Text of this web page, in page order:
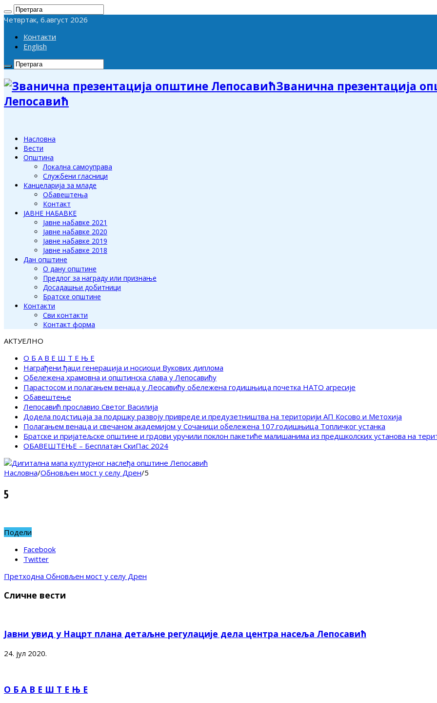
Четвртак, 6.август 2026
Контакти
English
Званична презентација
Лепосавић
Насловна
Вести
Општина
Локална самоуправа
Службени гласници
Канцеларија за младе
Обавештења
Контакт
ЈАВНЕ НАБАВКЕ
Јавне набавке 2021
Јавне набавке 2020
Јавне набавке 2019
Јавне набавке 2018
Дан општине
О дану општине
Предлог за награду или признање
Досадашњи добитници
Братске општине
Контакти
Сви контакти
Контакт форма
АКТУЕЛНО
О Б А В Е Ш Т Е Њ Е
Награђени ђаци генерација и носиоци Вукових диплома
Обележена храмовна и општинска слава у Лепосавићу
Парастосом и полагањем венаца у Леосавићу обележена годишњица почетка НАТО агресије
Обавештење
Лепосавић прославио Светог Василија
Додела подстицаја за подршку развоју привреде и предузетништва на територији АП Косово и Метохија
Полагањем венаца и свечаном академијом у Сочаници обележена 107.годишњица Топличког устанка
Братске и пријатељске општине и грдови уручили поклон пакетиће малишанима из предшколских установа на
ОБАВЕШТЕЊЕ – Бесплатан СкиПас 2024
Насловна/Обновљен мост у селу Дрен/5
5
Подели
Facebook
Twitter
Претходна Обновљен мост у селу Дрен
Сличне вести
Јавни увид у Нацрт плана детаљне регулације дела центра насеља Лепосавић
24. јул 2020.
О Б А В Е Ш Т Е Њ Е